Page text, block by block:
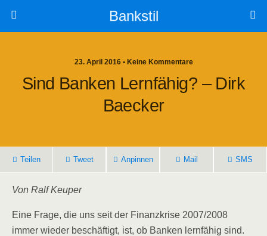
Bankstil
23. April 2016 • Keine Kommentare
Sind Ban­ken Lern­fä­hig? – Dirk
Baecker
Tei­len Tweet Anpin­nen Mail SMS
Von Ralf Keuper
Eine Fra­ge, die uns seit der Finanz­kri­se 2007/​2008
immer wie­der beschäf­tigt, ist, ob Ban­ken lern­fä­hig sind.